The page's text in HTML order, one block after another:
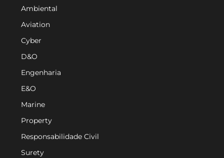
Ambiental
Aviation
Cyber
D&O
Engenharia
E&O
Marine
Property
Responsabilidade Civil
Surety